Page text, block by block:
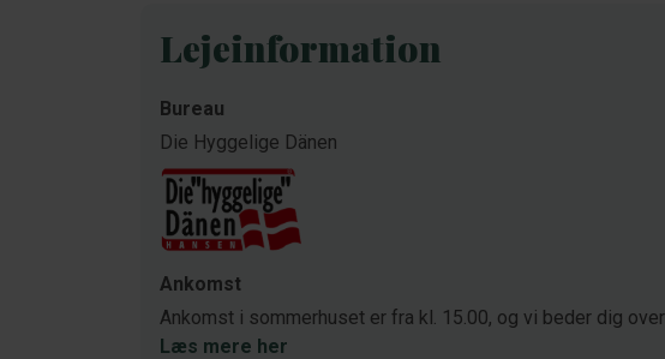
Lejeinformation
Bureau
Die Hyggelige Dänen
Ankomst
Ankomst i sommerhuset er fra kl. 15.00, og vi beder dig
Læs mere her